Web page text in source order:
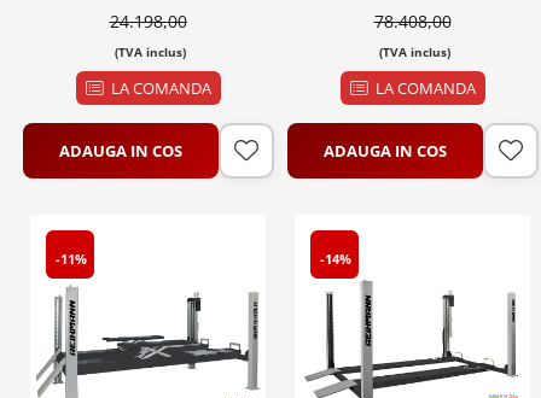
24.198,00
(TVA inclus)
LA COMANDA
ADAUGA IN COS
78.408,00
(TVA inclus)
LA COMANDA
ADAUGA IN COS
-11% -14%